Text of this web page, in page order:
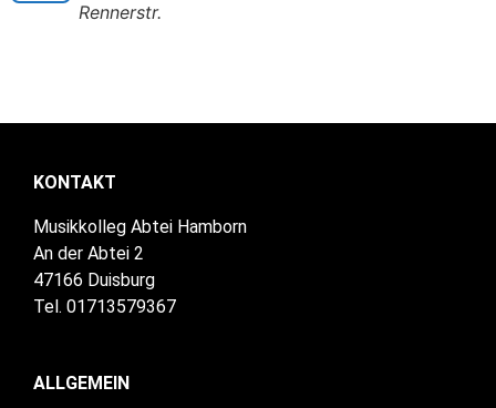
Rennerstr.
KONTAKT
Musikkolleg Abtei Hamborn
An der Abtei 2
47166 Duisburg
Tel. 01713579367
ALLGEMEIN